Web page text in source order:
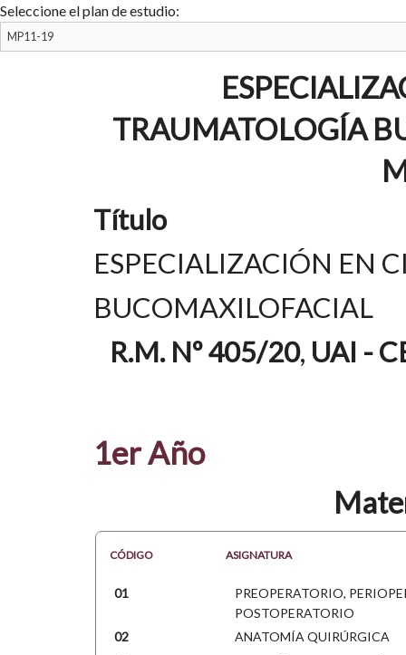
Seleccione el plan de estudio:
TRAUMATOLOGÍA
Título
ESPECIALIZACIÓN EN
BUCOMAXILOFACIAL
R.M. Nº 405/20, UAI -
1er Año
CÓDIGO ASIGNATURA
01
PREOPERATORIO,
POSTOPERATORIO
02
ANATOMÍA QUIRÚRGICA